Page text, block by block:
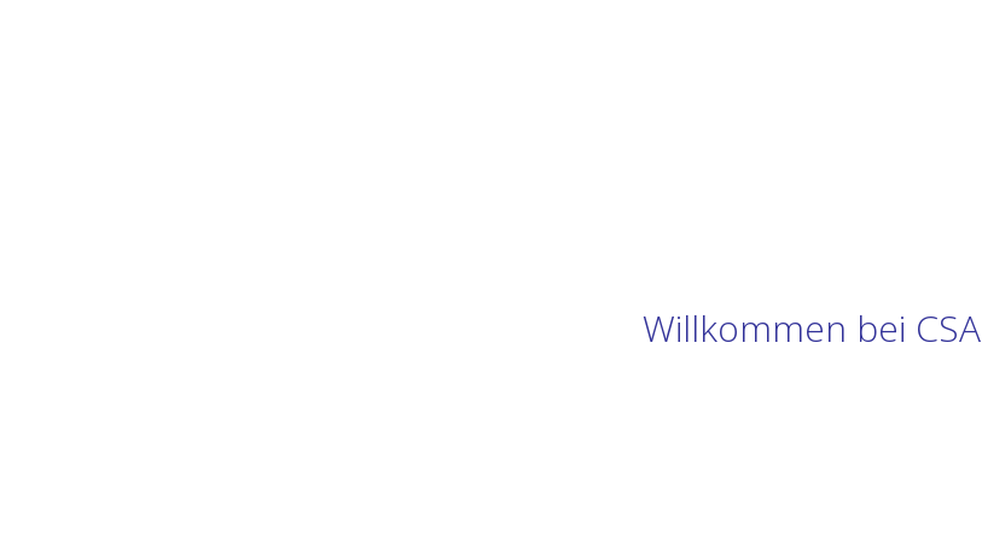
Willkommen bei CSA